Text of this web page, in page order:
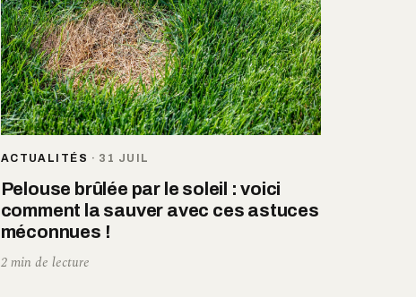
ACTUALITÉS · 31 JUIL
Pelouse brûlée par le soleil : voici
comment la sauver avec ces astuces
méconnues !
2 min de lecture